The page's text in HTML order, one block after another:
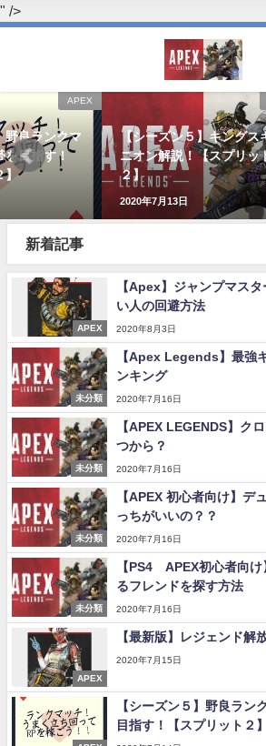
" />
APEX
野良ランクマ
目指す！
【シーズン５】キングス
ニオン解説！【スプリッ
２】
2020年7月13日
新着記事
APEX
【Apex】ジャンプマス
い人の回避方法
2020年8月3日
未分類
【Apex Legends】最強
ンキング
2020年7月16日
未分類
【APEX LEGENDS】ク
つから？
2020年7月16日
未分類
【APEX 初心者向け】デ
っちがいいの？？
2020年7月16日
未分類
【PS4 APEX初心者向け
るフレンドを探す方法
2020年7月16日
APEX
【最新版】レジェンド解
2020年7月15日
【シーズン５】野良ラン
目指す！【スプリット２】